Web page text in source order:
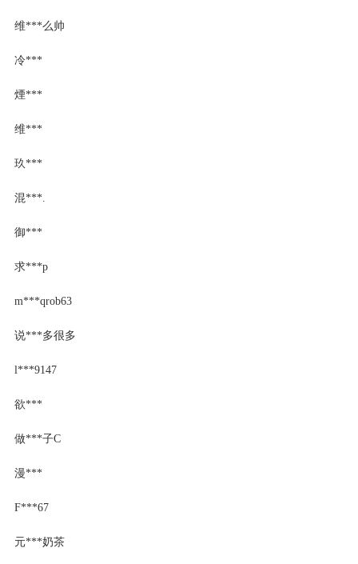
维***么帅
冷***
煙***
维***
玖***
混***.
御***
求***p
m***qrob63
说***多很多
l***9147
欲***
做***子C
漫***
F***67
元***奶茶